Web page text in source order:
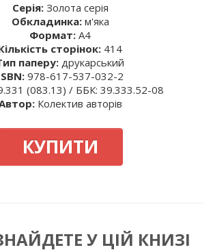
Серія:Золота серія
Обкладинка:м'яка
Формат: A4
сторінок: 414
паперу:друкарський
978-617-537-032-2
(083.13) / ББК: 39.333.52-08
Колектив авторів
КУПИТИ
У ЦІЙ КНИЗІ